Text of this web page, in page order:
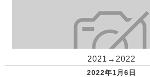
2021→2022
2022年1月6日